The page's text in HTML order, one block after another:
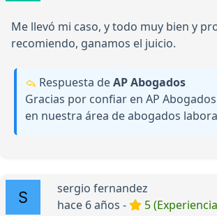
Me llevó mi caso, y todo muy bien y
recomiendo, ganamos el juicio.
Respuesta deAP Abogados
Gracias por confiar en AP
en nuestra área de abogados
sergio fernandez
hace 6 años -
5